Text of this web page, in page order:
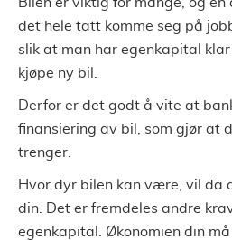
det hele tatt komme seg på
slik at man har egenkapital
kjøpe ny bil.
Derfor er det godt å vite at
finansiering av bil, som gjør at
trenger.
Hvor dyr bilen kan være, vil da
din. Det er fremdeles andre
egenkapital. Økonomien din